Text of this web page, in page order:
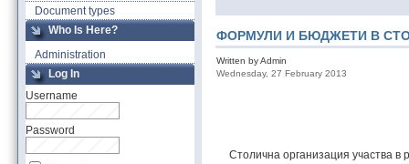
Document types
Who Is Here?
Administration
Log In
Username
Password
ФОРМУЛИ И БЮДЖЕТИ В
Written by Admin
Wednesday, 27 February 2013
Столична организация участва